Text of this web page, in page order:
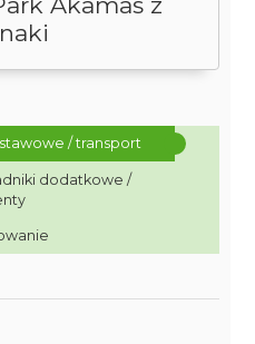
/ transport
dodatkowe /